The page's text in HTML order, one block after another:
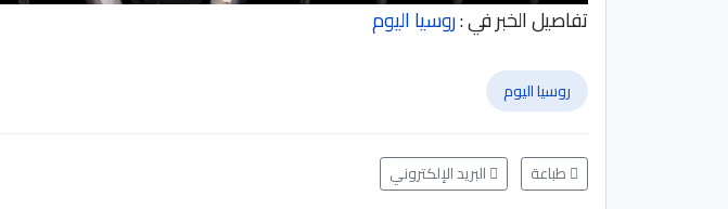
تفاصيل الخبر في :روسيا اليوم
روسيا اليوم
طباعة البريد الإلكتروني